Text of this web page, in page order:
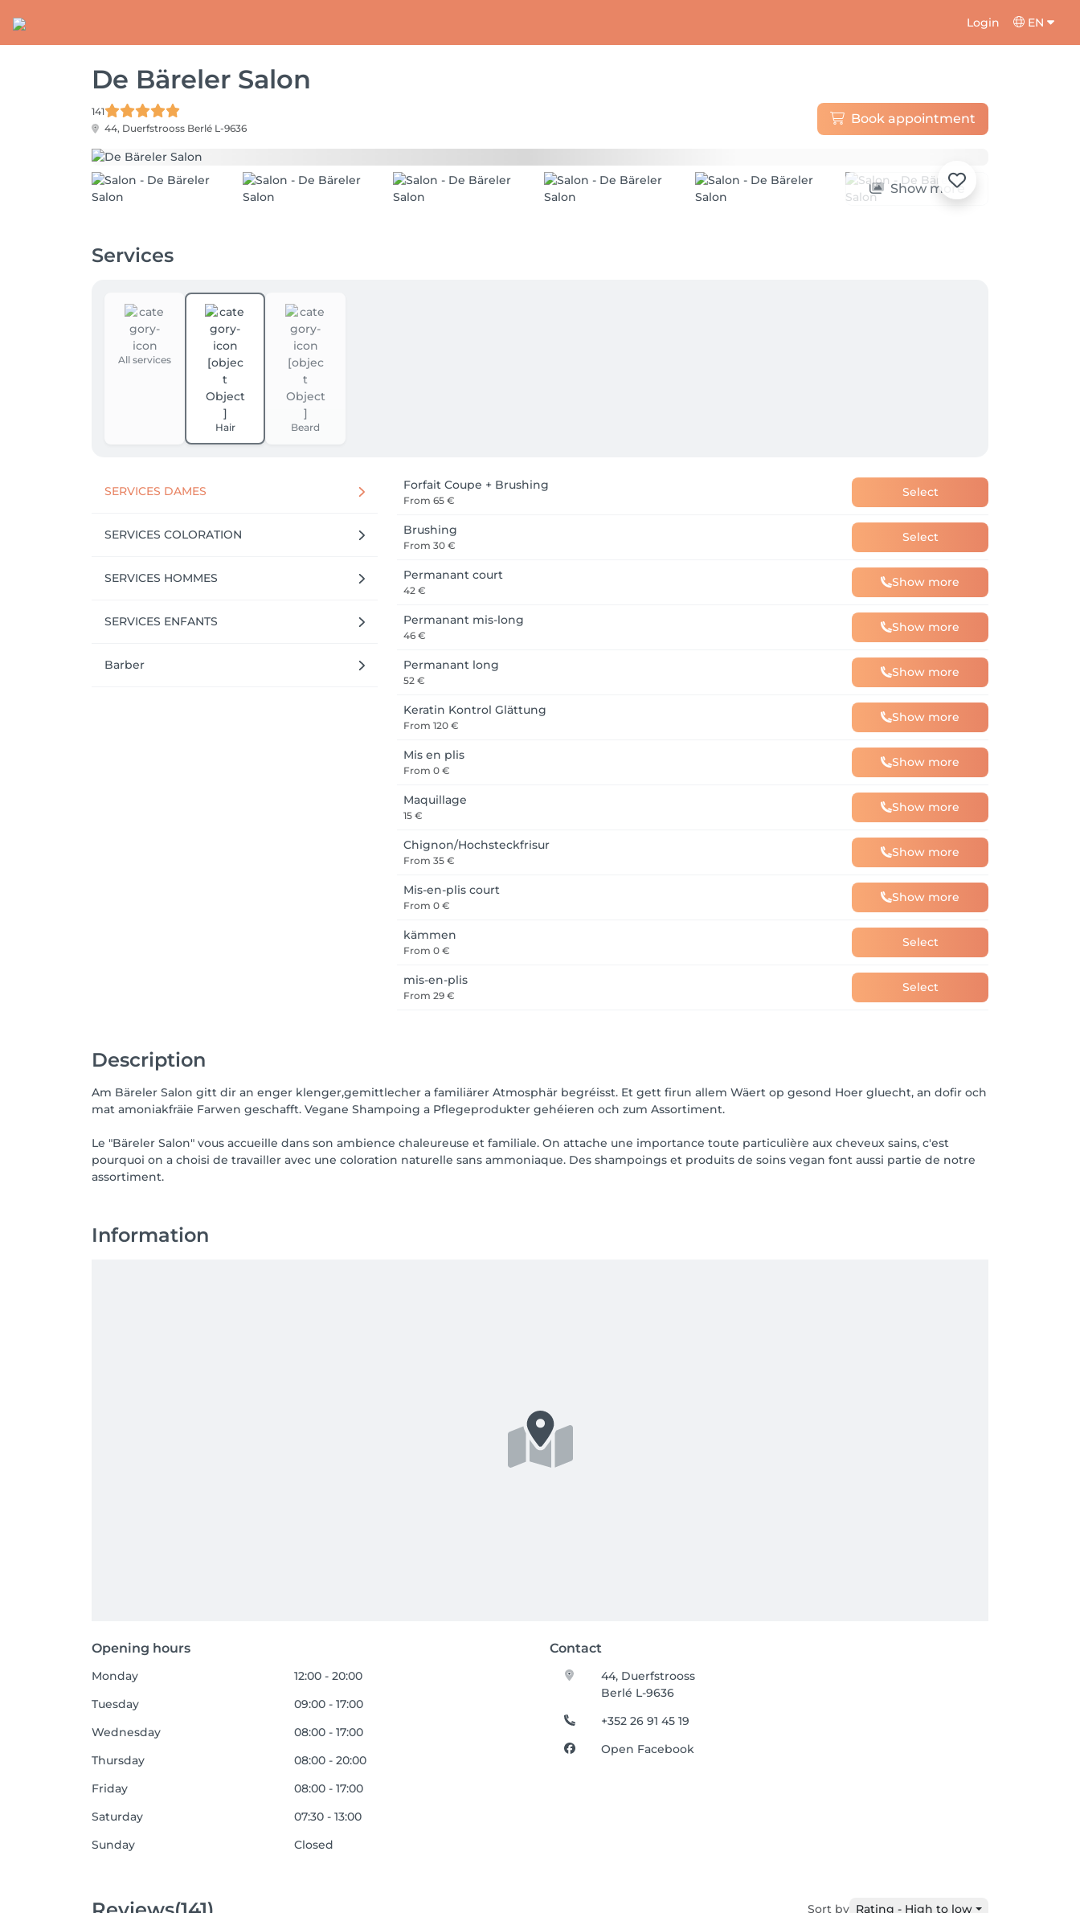
Login EN
De Bäreler Salon
141
44, Duerfstrooss Berlé L-9636
Book appointment
Show more
Services
All services
Hair Beard
SERVICES DAMES
SERVICES COLORATION
SERVICES HOMMES
SERVICES ENFANTS
Barber
Forfait Coupe + Brushing
From 65 €
Select
Brushing
From 30 €
Select
Permanant court
42 €
Show more
Permanant mis-long
46 €
Show more
Permanant long
52 €
Show more
Keratin Kontrol Glättung
From 120 €
Show more
Mis en plis
From 0 €
Show more
Maquillage
15 €
Show more
Chignon/Hochsteckfrisur
From 35 €
Show more
Mis-en-plis court
From 0 €
Show more
kämmen
From 0 €
Select
mis-en-plis
From 29 €
Select
Description
Am Bäreler Salon gitt dir an enger klenger,gemittlecher a familiärer Atmosphär begréisst. Et gett firun allem Wäert op gesond Hoer gluecht, an dofir och
mat amoniakfräie Farwen geschafft. Vegane Shampoing a Pflegeprodukter gehéieren och zum Assortiment.
Le "Bäreler Salon" vous accueille dans son ambience chaleureuse et familiale. On attache une importance toute particulière aux cheveux sains, c'est
pourquoi on a choisi de travailler avec une coloration naturelle sans ammoniaque. Des shampoings et produits de soins vegan font aussi partie de notre
assortiment.
Information
Opening hours Contact
Monday
12:00 - 20:00
Tuesday
09:00 - 17:00
Wednesday
08:00 - 17:00
Thursday
08:00 - 20:00
Friday
08:00 - 17:00
Saturday
07:30 - 13:00
Sunday
Closed
44, Duerfstrooss
Berlé L-9636
+352 26 91 45 19
Open Facebook
Sort by Rating - High to low